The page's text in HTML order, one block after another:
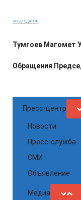
ПРЕДСЕДАТЕЛЬ
Тумгоев Магомет
Обращения
Пресс-центр
Новости
Пресс-служба
СМИ
Объявление
Медиа